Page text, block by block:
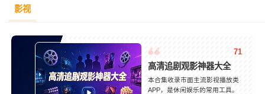
影视
71
高清追剧观影神器大全
本合集收录市面主流影视播放类
APP，是休闲娱乐的常用工具。